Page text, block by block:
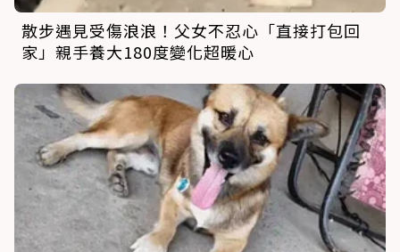
散步遇見受傷浪浪！父女不忍心「直接打包回
家」親手養大180度變化超暖心